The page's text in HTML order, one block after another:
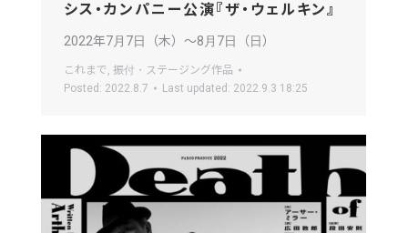
シス・カンパニー公演『ザ・ウェルキン』
2022年7月7日（木）〜8月7日（日）
これまで, 振付・ステージング作品
Posted: 2022.8.7 Last updated: 2022.9.3 18:25